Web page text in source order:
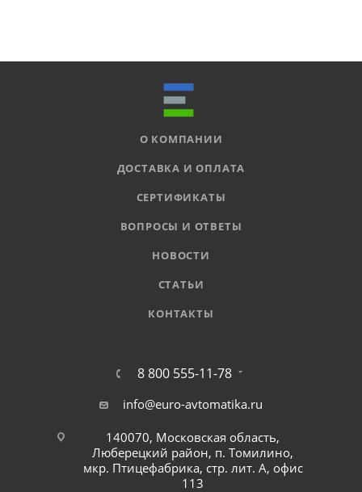
О КОМПАНИИ
ДОСТАВКА И ОПЛАТА
СЕРТИФИКАТЫ
ВОПРОСЫ И ОТВЕТЫ
НОВОСТИ
СТАТЬИ
КОНТАКТЫ
8 800 555-11-78
info@euro-avtomatika.ru
140070, Московская область,
Люберецкий район, п. Томилино,
мкр. Птицефабрика, стр. лит. А, офис
113